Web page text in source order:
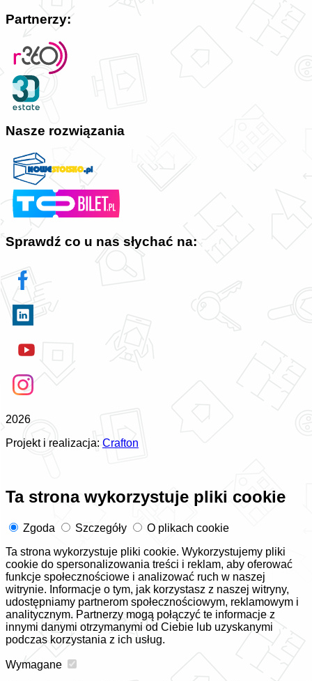
Partnerzy:
Nasze rozwiązania
Sprawdź co u nas słychać na:
2026
Projekt i realizacja: Crafton
Ta strona wykorzystuje pliki cookie
Zgoda Szczegóły
O plikach cookie
Ta strona wykorzystuje pliki cookie. Wykorzystujemy pliki
cookie do spersonalizowania treści i reklam, aby oferować
funkcje społecznościowe i analizować ruch w naszej
witrynie. Informacje o tym, jak korzystasz z naszej witryny,
udostępniamy partnerom społecznościowym, reklamowym i
analitycznym. Partnerzy mogą połączyć te informacje z
innymi danymi otrzymanymi od Ciebie lub uzyskanymi
podczas korzystania z ich usług.
Wymagane